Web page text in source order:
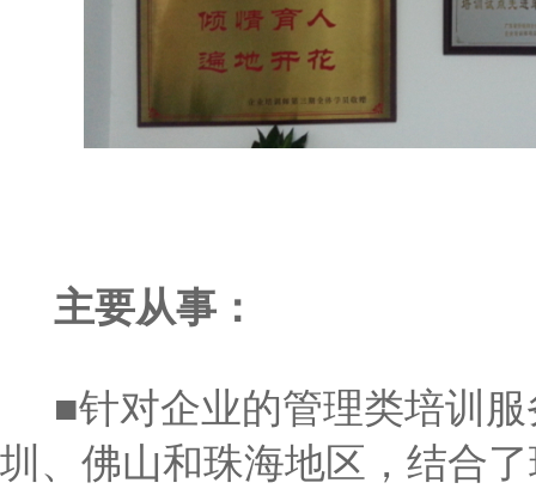
主要从事 ：
■针对企业的管理类培训服
圳、佛山和珠海地区，结合